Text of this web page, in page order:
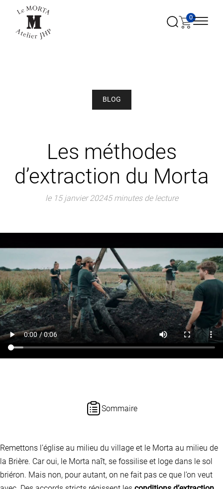
0
BLOG
Les méthodes
d’extraction du Morta
le 15 janvier 20245 minutes de lecture
Sommaire
Remettons l’église au milieu du village et le Morta au milieu de
la Brière. Car oui, le Morta naît, se fossilise et loge dans le sol
briéron. Mais non, pour autant, on ne fait pas ce que l’on veut